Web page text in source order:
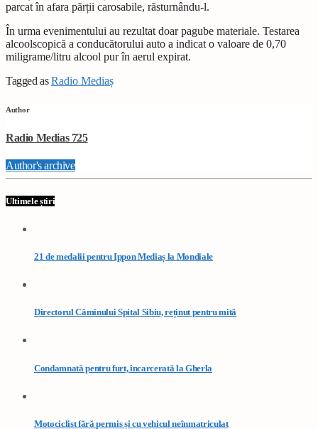
parcat în afara părții carosabile, răsturnându-l.
În urma evenimentului au rezultat doar pagube materiale. Testarea
alcoolscopică a conducătorului auto a indicat o valoare de 0,70
miligrame/litru alcool pur în aerul expirat.
Tagged asRadio Mediaș
Author
Radio Medias 725
Author's archive
Ultimele știri
21 de medalii pentru Ippon Mediaș la Mondiale
Directorul Căminului Spital Sibiu, reținut pentru mită
Condamnată pentru furt, încarcerată la Gherla
Motociclist fără permis și cu vehicul neînmatriculat